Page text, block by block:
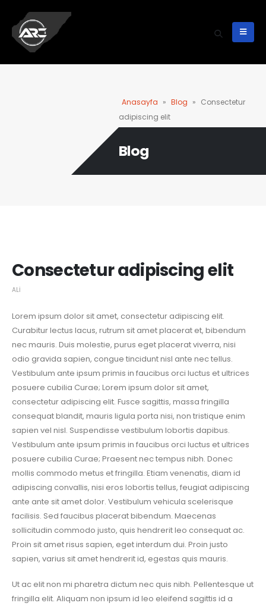
Anasayfa » Blog » Consectetur
adipiscing elit
Blog
Consectetur adipiscing elit
ALI
Lorem ipsum dolor sit amet, consectetur adipiscing elit.
Curabitur lectus lacus, rutrum sit amet placerat et, bibendum
nec mauris. Duis molestie, purus eget placerat viverra, nisi
odio gravida sapien, congue tincidunt nisl ante nec tellus.
Vestibulum ante ipsum primis in faucibus orci luctus et ultrices
posuere cubilia Curae; Lorem ipsum dolor sit amet,
consectetur adipiscing elit. Fusce sagittis, massa fringilla
consequat blandit, mauris ligula porta nisi, non tristique enim
sapien vel nisl. Suspendisse vestibulum lobortis dapibus.
Vestibulum ante ipsum primis in faucibus orci luctus et ultrices
posuere cubilia Curae; Praesent nec tempus nibh. Donec
mollis commodo metus et fringilla. Etiam venenatis, diam id
adipiscing convallis, nisi eros lobortis tellus, feugiat adipiscing
ante ante sit amet dolor. Vestibulum vehicula scelerisque
facilisis. Sed faucibus placerat bibendum. Maecenas
sollicitudin commodo justo, quis hendrerit leo consequat ac.
Proin sit amet risus sapien, eget interdum dui. Proin justo
sapien, varius sit amet hendrerit id, egestas quis mauris.
Ut ac elit non mi pharetra dictum nec quis nibh. Pellentesque ut
fringilla elit. Aliquam non ipsum id leo eleifend sagittis id a